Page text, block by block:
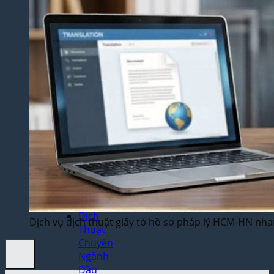
Trò
Chơi
Điện
Tử
Dịch
Thuật
Xây
Dựng,
Hồ Sơ
Dự
Thầu
Dịch
Thuật
Chuyên
Ngành
Dầu
Dịch vụ dịch thuật giấy tờ hồ sơ pháp lý HCM-HN